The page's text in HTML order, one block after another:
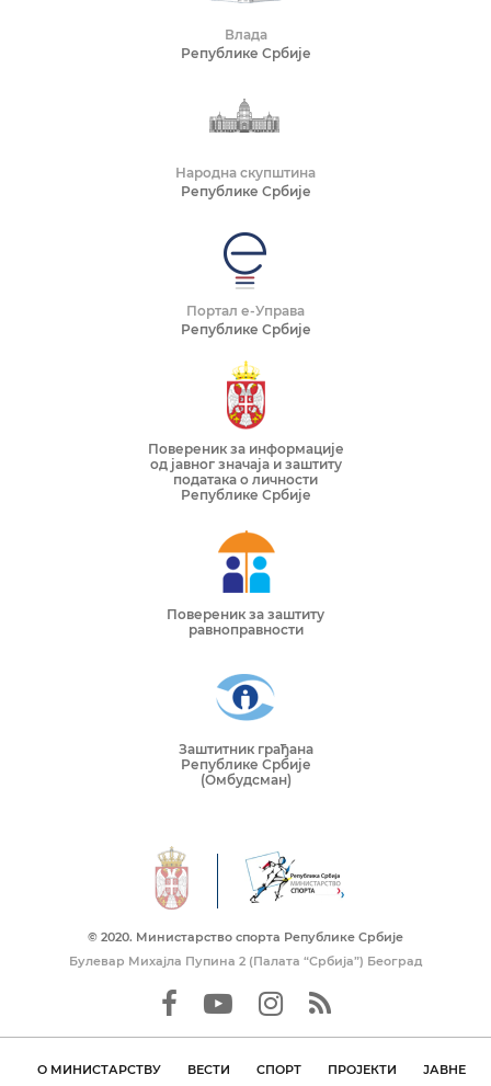
Влада
Републике Србије
Народна скупштина
Републике Србије
Портал е-Управа
Републике Србије
Повереник за информације
од јавног значаја и заштиту
података о личности
Републике Србије
Повереник за заштиту
равноправности
Заштитник грађана
Републике Србије
(Омбудсман)
© 2020. Mинистарство спорта Републике Србије
Булевар Михајла Пупина 2 (Палата “Србија”) Београд
О МИНИСТАРСТВУ ВЕСТИ СПОРТ ПРОЈЕКТИ ЈАВНЕ